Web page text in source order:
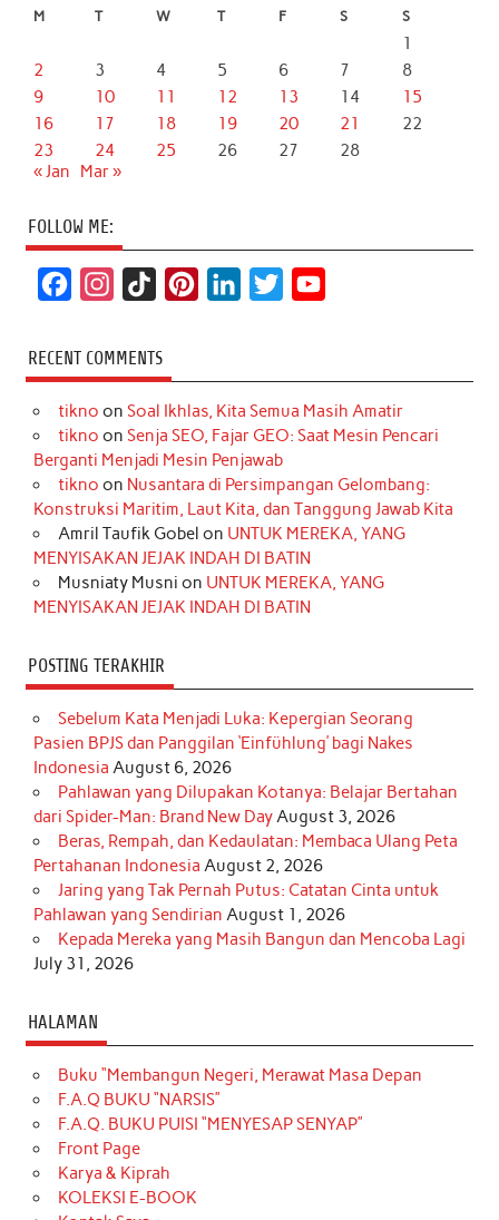
M T W T F S S
1
2
3 4 5 6 7
8
9
10 11 12 13 14
15
16
17 18 19 20 21
22
23
24 25 26 27
28
« Jan
Mar »
FOLLOW ME:
c
e
b
o
k
s
t
a
r
a
m
k
T
o
k
t
e
r
e
s
t
k
e
d
I
n
t
t
r
T
u
e
RECENT COMMENTS
tikno on Soal Ikhlas, Kita Semua Masih Amatir
tikno on Senja SEO, Fajar GEO: Saat Mesin Pencari
Berganti Menjadi Mesin Penjawab
tikno on Nusantara di Persimpangan Gelombang:
Konstruksi Maritim, Laut Kita, dan Tanggung Jawab Kita
Amril Taufik Gobel on UNTUK MEREKA, YANG
MENYISAKAN JEJAK INDAH DI BATIN
Musniaty Musni on UNTUK MEREKA, YANG
MENYISAKAN JEJAK INDAH DI BATIN
POSTING TERAKHIR
Sebelum Kata Menjadi Luka: Kepergian Seorang
Pasien BPJS dan Panggilan ‘Einfühlung’ bagi Nakes
Indonesia August 6, 2026
Pahlawan yang Dilupakan Kotanya: Belajar Bertahan
dari Spider-Man: Brand New DayAugust 3, 2026
Beras, Rempah, dan Kedaulatan: Membaca Ulang Peta
Pertahanan Indonesia August 2, 2026
Jaring yang Tak Pernah Putus: Catatan Cinta untuk
Pahlawan yang Sendirian August 1, 2026
Kepada Mereka yang Masih Bangun dan Mencoba Lagi
July 31, 2026
HALAMAN
Buku “Membangun Negeri, Merawat Masa Depan
F.A.Q BUKU “NARSIS”
F.A.Q. BUKU PUISI “MENYESAP SENYAP”
Front Page
Karya & Kiprah
KOLEKSI E-BOOK